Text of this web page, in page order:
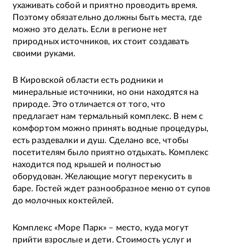
ухаживать собой и приятно проводить время.
Поэтому обязательно должны быть места, где
можно это делать. Если в регионе нет
природных источников, их стоит создавать
своими руками.
В Кировской области есть родники и
минеральные источники, но они находятся на
природе. Это отличается от того, что
предлагает нам термальный комплекс. В нем с
комфортом можно принять водные процедуры,
есть раздевалки и душ. Сделано все, чтобы
посетителям было приятно отдыхать. Комплекс
находится под крышей и полностью
оборудован. Желающие могут перекусить в
баре. Гостей ждет разнообразное меню от супов
до молочных коктейлей.
Комплекс «Море Парк» – место, куда могут
прийти взрослые и дети. Стоимость услуг и